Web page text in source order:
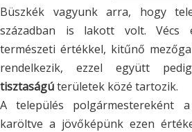
Büszkék vagyunk arra, hogy
században is lakott volt. Vécs
természeti értékkel, kitűnő
rendelkezik, ezzel együtt
tisztaságúterületek közé tartozik.
A település polgármestereként
karöltve a jövőképünk ezen